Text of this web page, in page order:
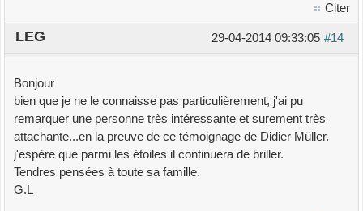
Citer
#14
29-04-2014 09:33:05
LEG
Bonjour
bien que je ne le connaisse pas particulièrement, j'ai pu
remarquer une personne très intéressante et surement très
attachante...en la preuve de ce témoignage de Didier Müller.
j'espère que parmi les étoiles il continuera de briller.
Tendres pensées à toute sa famille.
G.L